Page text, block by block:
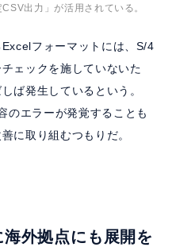
出力」が活用されている。
フォーマットには、S/4
ェックを施していないた
ば発生しているという。
のエラーが発覚することも
に取り組むつもりだ。
外拠点にも展開を